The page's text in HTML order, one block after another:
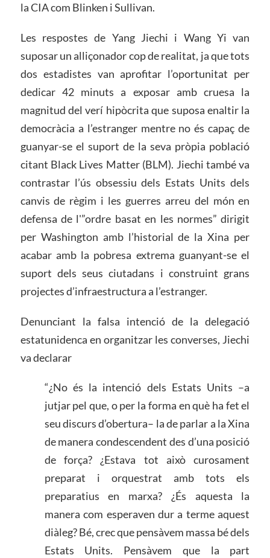
la CIA com Blinken i Sullivan.
Les respostes de Yang Jiechi i Wang Yi van
suposar un alliçonador cop de realitat, ja que tots
dos estadistes van aprofitar l’oportunitat per
dedicar 42 minuts a exposar amb cruesa la
magnitud del verí hipòcrita que suposa enaltir la
democràcia a l’estranger mentre no és capaç de
guanyar-se el suport de la seva pròpia població
citant Black Lives Matter (BLM). Jiechi també va
contrastar l’ús obsessiu dels Estats Units dels
canvis de règim i les guerres arreu del món en
defensa de l'”ordre basat en les normes” dirigit
per Washington amb l’historial de la Xina per
acabar amb la pobresa extrema guanyant-se el
suport dels seus ciutadans i construint grans
projectes d’infraestructura a l’estranger.
Denunciant la falsa intenció de la delegació
estatunidenca en organitzar les converses, Jiechi
va declarar
“¿No és la intenció dels Estats Units –a
jutjar pel que, o per la forma en què ha fet el
seu discurs d’obertura– la de parlar a la Xina
de manera condescendent des d’una posició
de força? ¿Estava tot això curosament
preparat i orquestrat amb tots els
preparatius en marxa? ¿És aquesta la
manera com esperaven dur a terme aquest
diàleg? Bé, crec que pensàvem massa bé dels
Estats Units. Pensàvem que la part